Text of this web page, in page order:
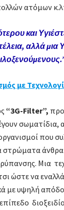
ατόμων
και
αλλά
με
“3G-Filter”,
σωματίδια,
που
στρώματα
Μια
ώστε να
με υψηλή